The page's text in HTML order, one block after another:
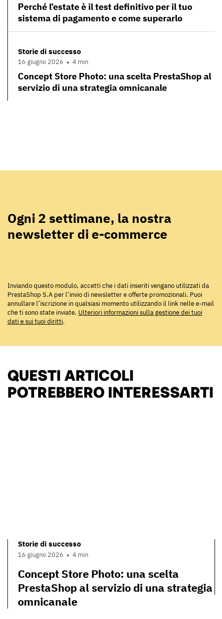
Perché l’estate è il test definitivo per il tuo
sistema di pagamento e come superarlo
Storie di successo
16 giugno 2026 4 min
Concept Store Photo: una scelta PrestaShop al
servizio di una strategia omnicanale
Ogni 2 settimane, la nostra
newsletter di e-commerce
Inviando questo modulo, accetti che i dati inseriti vengano utilizzati da
PrestaShop S.A per l’invio di newsletter e offerte promozionali. Puoi
annullare l’iscrizione in qualsiasi momento utilizzando il link nelle e-mail
che ti sono state inviate. Ulteriori informazioni sulla gestione dei tuoi
dati e sui tuoi diritti.
QUESTI ARTICOLI
POTREBBERO INTERESSARTI
Storie di successo
16 giugno 2026 4 min
Concept Store Photo: una scelta
PrestaShop al servizio di una strategia
omnicanale